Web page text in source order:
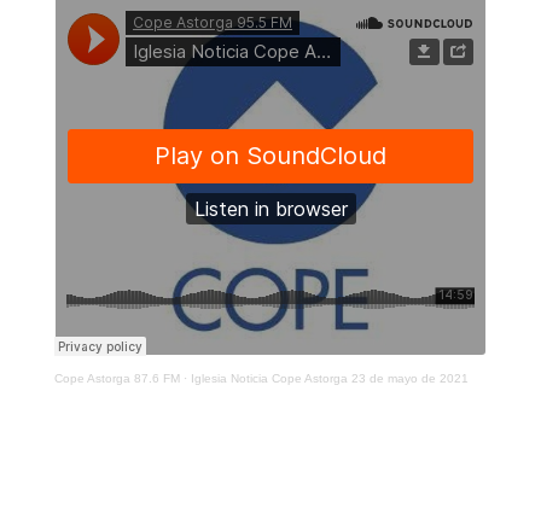
Cope Astorga 87.6 FM· Iglesia Noticia Cope Astorga 23 de mayo de 2021